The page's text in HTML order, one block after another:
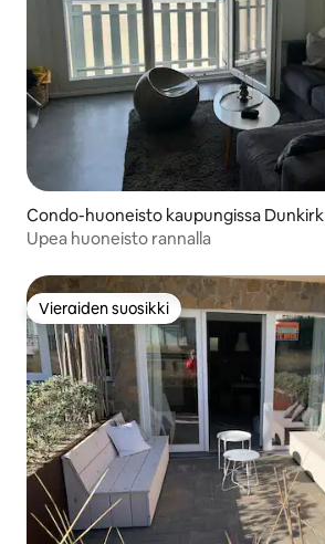
Condo-huoneisto kaupungissa Dunkirk
Upea huoneisto rannalla
Vieraiden suosikki
Vieraiden suosikki